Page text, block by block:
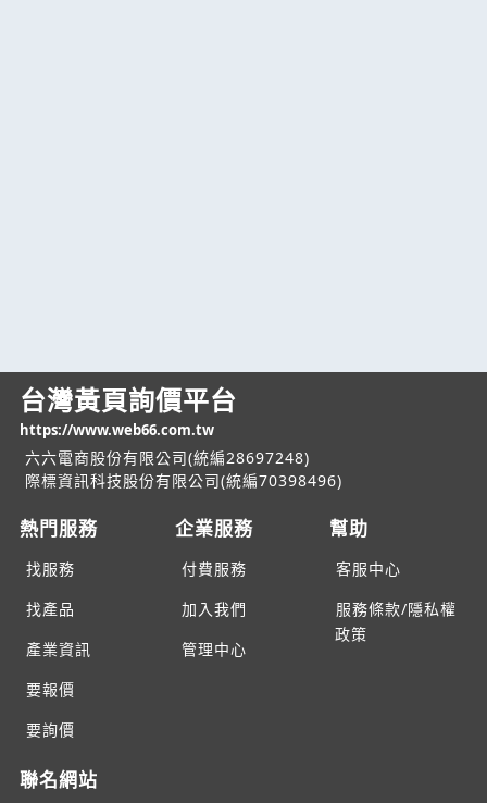
台灣黃頁詢價平台
https://www.web66.com.tw
六六電商股份有限公司(統編28697248)
際標資訊科技股份有限公司(統編70398496)
熱門服務
找服務
找產品
產業資訊
要報價
要詢價
企業服務
付費服務
加入我們
管理中心
幫助
客服中心
服務條款/隱私權
政策
聯名網站